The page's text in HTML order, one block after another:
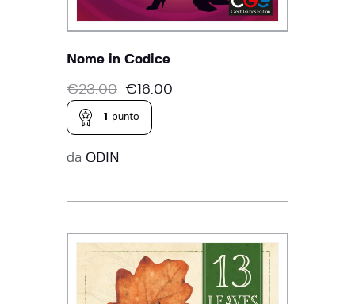
Nome in Codice
€23.00 €16.00
punto
da ODIN